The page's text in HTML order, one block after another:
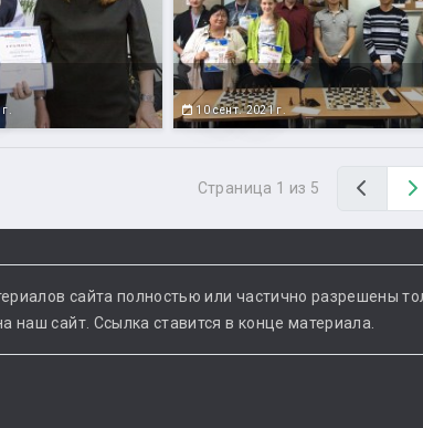
10 сент. 2021 г.
Страница 1 из 5 Назад
сайта полностью или частично разрешены
сайт. Ссылка ставится в конце материала.